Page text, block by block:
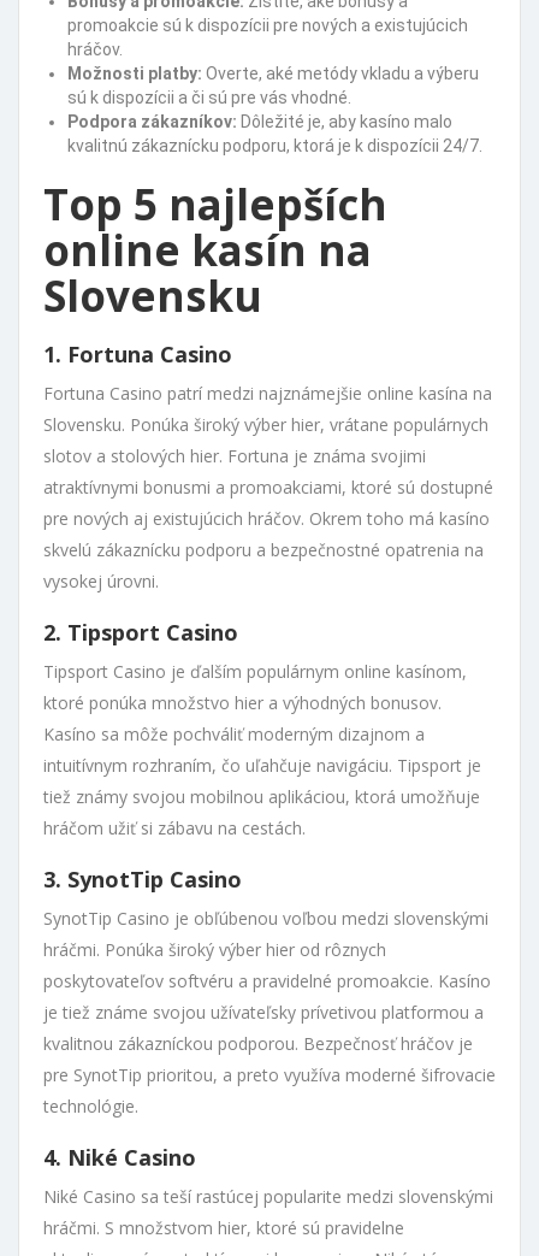
promoakcie sú k dispozícii pre nových a existujúcich
hráčov.
Možnosti platby: Overte, aké metódy vkladu a výberu
sú k dispozícii a či sú pre vás vhodné.
Podpora zákazníkov: Dôležité je, aby kasíno malo
kvalitnú zákaznícku podporu, ktorá je k dispozícii 24/7.
Top 5 najlepších
online kasín na
Slovensku
1. Fortuna Casino
Fortuna Casino patrí medzi najznámejšie online kasína na
Slovensku. Ponúka široký výber hier, vrátane populárnych
slotov a stolových hier. Fortuna je známa svojimi
atraktívnymi bonusmi a promoakciami, ktoré sú dostupné
pre nových aj existujúcich hráčov. Okrem toho má kasíno
skvelú zákaznícku podporu a bezpečnostné opatrenia na
vysokej úrovni.
2. Tipsport Casino
Tipsport Casino je ďalším populárnym online kasínom,
ktoré ponúka množstvo hier a výhodných bonusov.
Kasíno sa môže pochváliť moderným dizajnom a
intuitívnym rozhraním, čo uľahčuje navigáciu. Tipsport je
tiež známy svojou mobilnou aplikáciou, ktorá umožňuje
hráčom užiť si zábavu na cestách.
3. SynotTip Casino
SynotTip Casino je obľúbenou voľbou medzi slovenskými
hráčmi. Ponúka široký výber hier od rôznych
poskytovateľov softvéru a pravidelné promoakcie. Kasíno
je tiež známe svojou užívateľsky prívetivou platformou a
kvalitnou zákazníckou podporou. Bezpečnosť hráčov je
pre SynotTip prioritou, a preto využíva moderné šifrovacie
technológie.
4. Niké Casino
Niké Casino sa teší rastúcej popularite medzi slovenskými
hráčmi. S množstvom hier, ktoré sú pravidelne